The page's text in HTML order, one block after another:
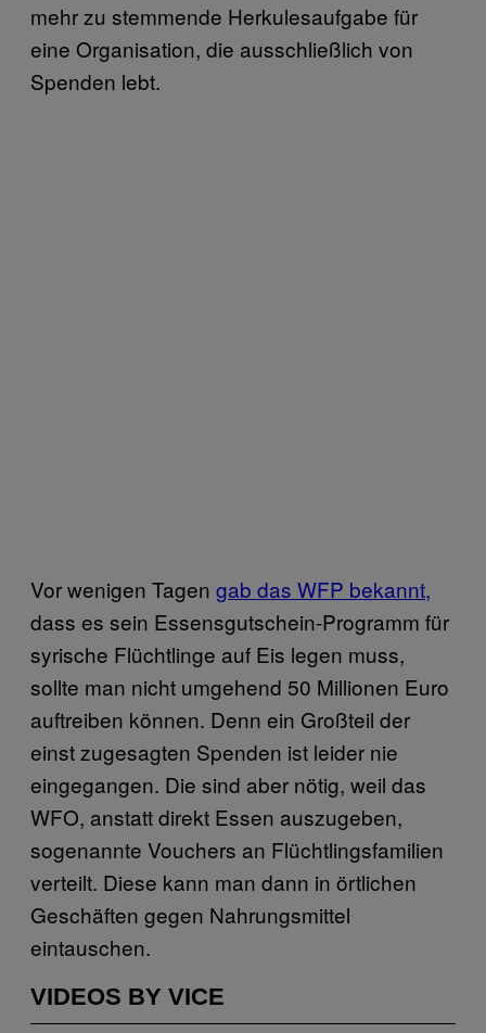
mehr zu stemmende Herkulesaufgabe für
eine Organisation, die ausschließlich von
Spenden lebt.
Vor wenigen Tagen gab das WFP bekannt,
dass es sein Essensgutschein-Programm für
syrische Flüchtlinge auf Eis legen muss,
sollte man nicht umgehend 50 Millionen Euro
auftreiben können. Denn ein Großteil der
einst zugesagten Spenden ist leider nie
eingegangen. Die sind aber nötig, weil das
WFO, anstatt direkt Essen auszugeben,
sogenannte Vouchers an Flüchtlingsfamilien
verteilt. Diese kann man dann in örtlichen
Geschäften gegen Nahrungsmittel
eintauschen.
VIDEOS BY VICE